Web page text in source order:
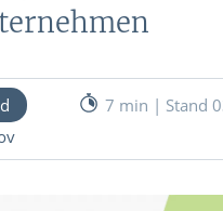
7 min | Stand